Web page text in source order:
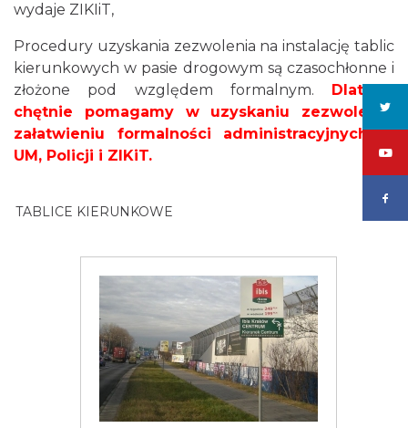
wydaje ZIKIiT,
Procedury uzyskania zezwolenia na instalację tablic
kierunkowych w pasie drogowym są czasochłonne i
złożone pod względem formalnym. Dlatego
chętnie pomagamy w uzyskaniu zezwoleń i
załatwieniu formalności administracyjnych w
UM, Policji i ZIKiT.
TABLICE KIERUNKOWE